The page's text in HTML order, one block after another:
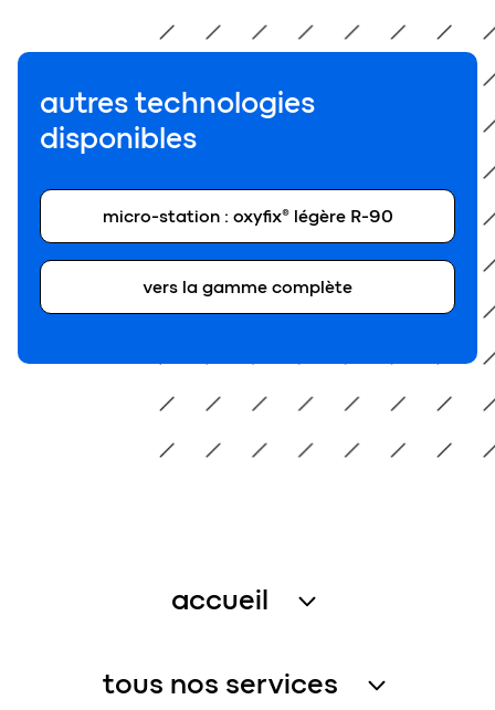
autres technologies
disponibles
micro-station : oxyfix® légère R-90
vers la gamme complète
accueil
récupération de l’eau de pluie
tous nos services